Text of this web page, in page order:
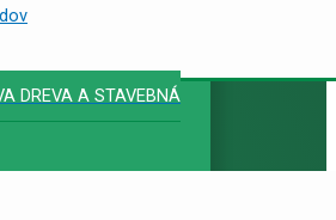
DREVA A STAVEBNÁ